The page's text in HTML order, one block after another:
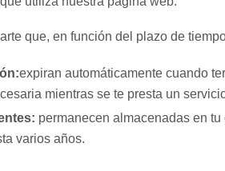
que, en función del plazo de
expiran automáticamente cuando
mientras se te presta un
permanecen almacenadas en
varios años.